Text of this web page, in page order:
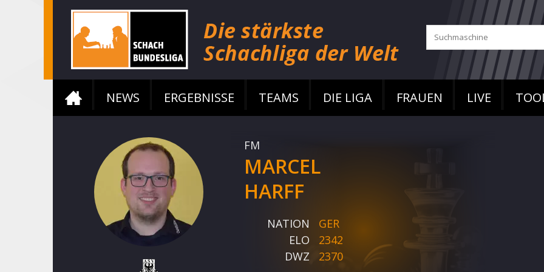
NEWS ERGEBNISSE TEAMS DIE LIGA FRAUEN LIVE
FM
MARCEL
HARFF
NATION
GER
ELO
2342
DWZ
2370